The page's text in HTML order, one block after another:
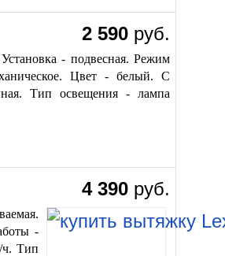
2 590 руб.
- подвесная. Режим
Цвет - белый. С
Тип освещения - лампа
4 390 руб.
-
ч. Тип